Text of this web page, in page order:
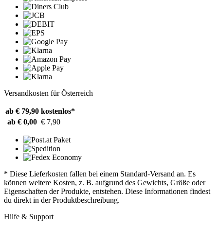
Versandkosten für Österreich
ab € 79,90 kostenlos*
ab € 0,00 € 7,90
* Diese Lieferkosten fallen bei einem Standard-Versand an. Es
können weitere Kosten, z. B. aufgrund des Gewichts, Größe oder
Eigenschaften der Produkte, entstehen. Diese Informationen findest
du direkt in der Produktbeschreibung.
Hilfe & Support